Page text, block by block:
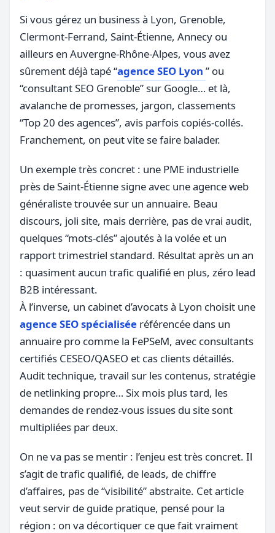
Si vous gérez un business à Lyon, Grenoble,
Clermont-Ferrand, Saint-Étienne, Annecy ou
ailleurs en Auvergne-Rhône-Alpes, vous avez
sûrement déjà tapé “agence SEO Lyon ” ou
“consultant SEO Grenoble” sur Google… et là,
avalanche de promesses, jargon, classements
“Top 20 des agences”, avis parfois copiés-collés.
Franchement, on peut vite se faire balader.
Un exemple très concret : une PME industrielle
près de Saint-Étienne signe avec une agence web
généraliste trouvée sur un annuaire. Beau
discours, joli site, mais derrière, pas de vrai audit,
quelques “mots-clés” ajoutés à la volée et un
rapport trimestriel standard. Résultat après un an
: quasiment aucun trafic qualifié en plus, zéro lead
B2B intéressant.
À l’inverse, un cabinet d’avocats à Lyon choisit une
agence SEO spécialisée référencée dans un
annuaire pro comme la FePSeM, avec consultants
certifiés CESEO/QASEO et cas clients détaillés.
Audit technique, travail sur les contenus, stratégie
de netlinking propre… Six mois plus tard, les
demandes de rendez-vous issues du site sont
multipliées par deux.
On ne va pas se mentir : l’enjeu est très concret. Il
s’agit de trafic qualifié, de leads, de chiffre
d’affaires, pas de “visibilité” abstraite. Cet article
veut servir de guide pratique, pensé pour la
région : on va décortiquer ce que fait vraiment